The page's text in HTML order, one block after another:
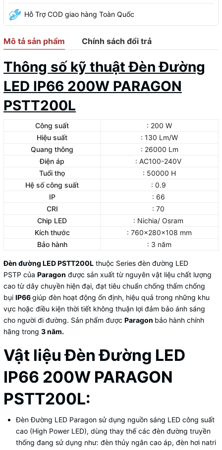
Hỗ Trợ COD giao hàng Toàn Quốc
Mô tả sản phẩm Chính sách đổi trả
Thông số kỹ thuật Đèn Đường
LED IP66 200W PARAGON
PSTT200L
Công suất
: 200 W
Hiệu suất
: 130 Lm/W
Quang thông
: 26000 Lm
Điện áp
: AC100-240V
Tuổi thọ
: 50000 H
Hệ số công suất
: 0.9
IP
: 66
CRI
: 70
Chip LED
: Nichia/ Osram
Kích thước
: 760x280x108 mm
Bảo hành
: 3 năm
Đèn đường LED PSTT200L thuộc Series đèn đường LED
PSTP của Paragon được sản xuất từ nguyên vật liệu chất lượng
cao từ dây chuyền hiện đại, đạt tiêu chuẩn chống thấm chống
bụi IP66giúp đèn hoạt động ổn định, hiệu quả trong những khu
vực hoặc điều kiện thời tiết không thuận lợi đảm bảo ánh sáng
cho người đi đường. Sản phẩm được Paragon bảo hành chính
hãng trong 3 năm.
Vật liệu Đèn Đường LED
IP66 200W PARAGON
PSTT200L:
Đèn Đường LED Paragon sử dụng nguồn sáng LED công suất
cao (High Power LED), dùng thay thế các đèn đường truyền
thống đang sử dụng như: đèn thủy ngân cao áp, đèn hơi natri